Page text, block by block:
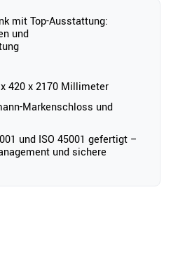
mit Top-Ausstattung:
und
420 x 2170 Millimeter
Markenschloss und
und ISO 45001 gefertigt –
und sichere